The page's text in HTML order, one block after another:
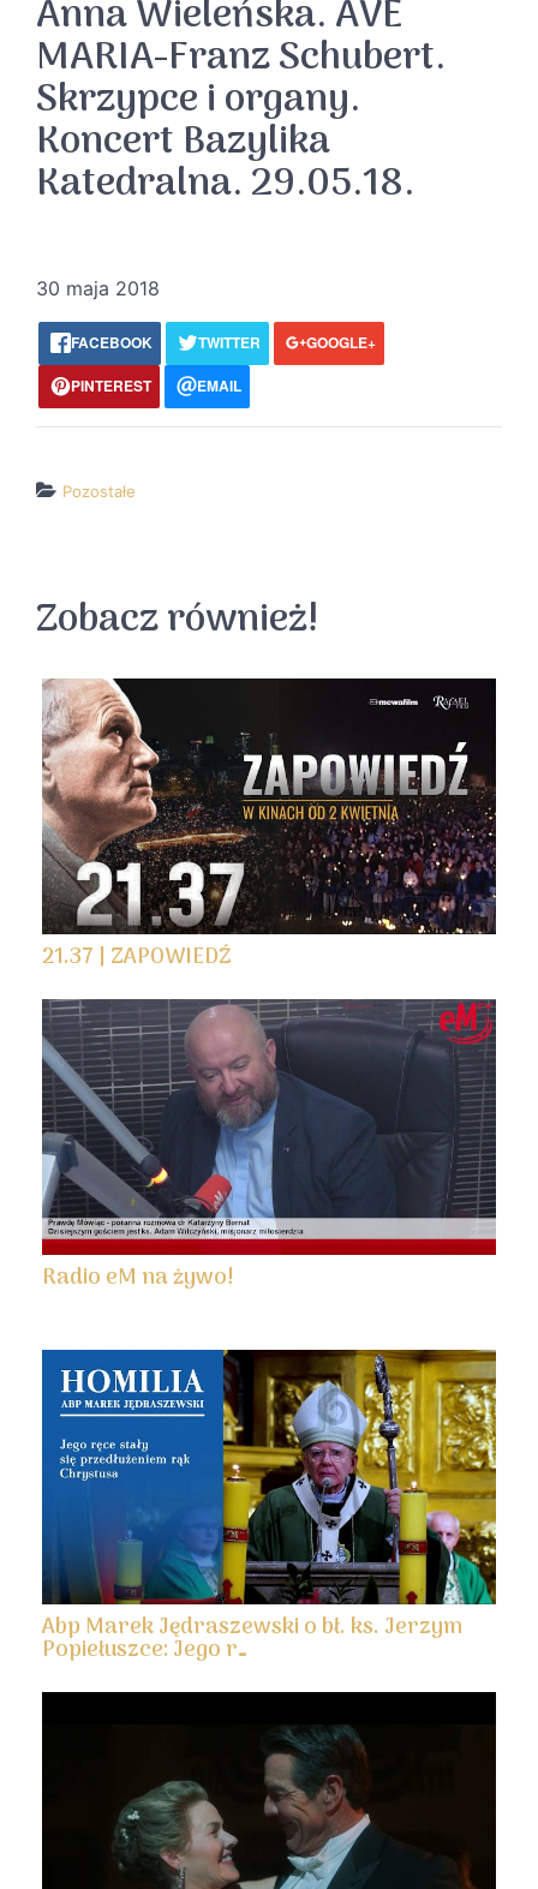
Anna Wieleńska. AVE
MARIA-Franz Schubert.
Skrzypce i organy.
Koncert Bazylika
Katedralna. 29.05.18.
30 maja 2018
FACEBOOK TWITTER
GOOGLE+
PINTEREST
EMAIL
Pozostałe
Zobacz również!
21.37 | ZAPOWIEDŹ
Radio eM na żywo!
Abp Marek Jędraszewski o bł. ks. Jerzym
Popiełuszce: Jego r…